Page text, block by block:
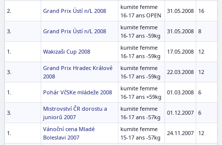
2. Grand Prix Ústí n/L 2008
kumite femme
16-17 ans OPEN
31.05.2008 16
3. Grand Prix Ústí n/L 2008
kumite femme
16-17 ans -59kg
31.05.2008 8
1. Wakizaši Cup 2008
kumite femme
16-17 ans -59kg
17.05.2008 12
3.
Grand Prix Hradec Králové
2008
kumite femme
16-17 ans -59kg
22.03.2008 12
1. Pohár VčSKe mládeže 2008
kumite femme
16-17 ans +59kg
01.03.2008 6
3.
Mistrovství ČR dorostu a
juniorů 2007
kumite femme
16-17 ans -57kg
01.12.2007 6
1.
Vánoční cena Mladé
Boleslavi 2007
kumite femme
15-17 ans -57kg
24.11.2007 12